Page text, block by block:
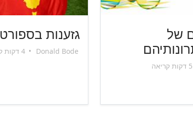
של
גזענות בספורט
Donald Bode
•